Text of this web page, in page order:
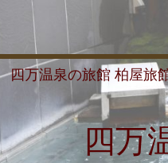
四万温泉の旅館 柏屋旅
四万